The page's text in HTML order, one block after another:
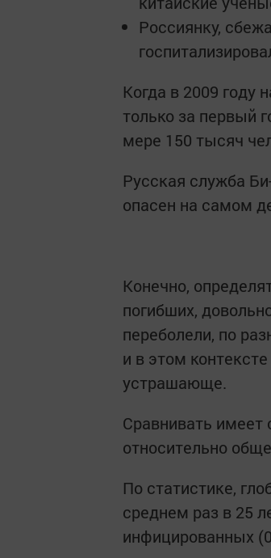
Россиянку,
Когда в 2009 году
только за первый
мере 150 тысяч
Русская служба
опасен на самом
Конечно,
погибших,
переболели, по
и в этом
устрашающе.
Сравнивать имеет
относительно
По статистике,
среднем раз в 25
инфицированных